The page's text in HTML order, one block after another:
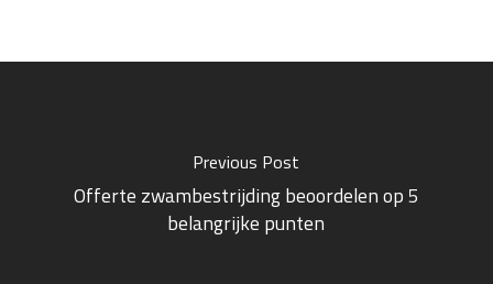
Previous Post
Offerte zwambestrijding beoordelen op 5
belangrijke punten